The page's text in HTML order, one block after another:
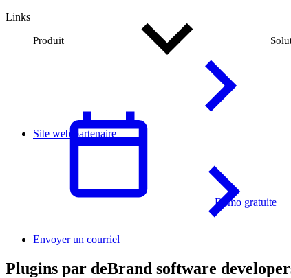
Produit
Démo gratuite
Links
Site web partenaire
Envoyer un courriel
Plugins par deBrand software